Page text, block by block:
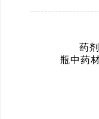
药
瓶中药